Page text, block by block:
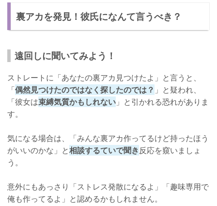
裏アカを発見！彼氏になんて言うべき？
遠回しに聞いてみよう！
ストレートに「あなたの裏アカ見つけたよ」と言うと、
「偶然見つけたのではなく探したのでは？ 」と疑われ、
「彼女は束縛気質かもしれない 」と引かれる恐れがありま
す。
気になる場合は、「みんな裏アカ作ってるけど持ったほう
がいいのかな」と相談するていで聞き反応を窺いましょ
う。
意外にもあっさり「ストレス発散になるよ」「趣味専用で
俺も作ってるよ」と認めるかもしれません。